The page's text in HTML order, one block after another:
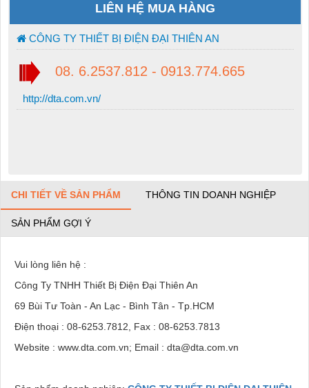
LIÊN HỆ MUA HÀNG
CÔNG TY THIẾT BỊ ĐIỆN ĐẠI THIÊN AN
08. 6.2537.812 - 0913.774.665
http://dta.com.vn/
CHI TIẾT VỀ SẢN PHẨM THÔNG TIN DOANH NGHIỆP
SẢN PHẨM GỢI Ý
Vui lòng liên hệ :
Công Ty TNHH Thiết Bị Điện Đại Thiên An
69 Bùi Tư Toàn - An Lạc - Bình Tân - Tp.HCM
Điện thoại : 08-6253.7812, Fax : 08-6253.7813
Website : www.dta.com.vn; Email : dta@dta.com.vn